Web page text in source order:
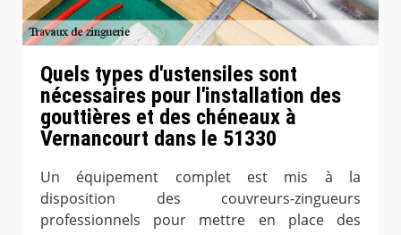
Quels types d'ustensiles sont
nécessaires pour l'installation des
gouttières et des chéneaux à
Vernancourt dans le 51330
Un équipement complet est mis à la
disposition des couvreurs-zingueurs
professionnels pour mettre en place des